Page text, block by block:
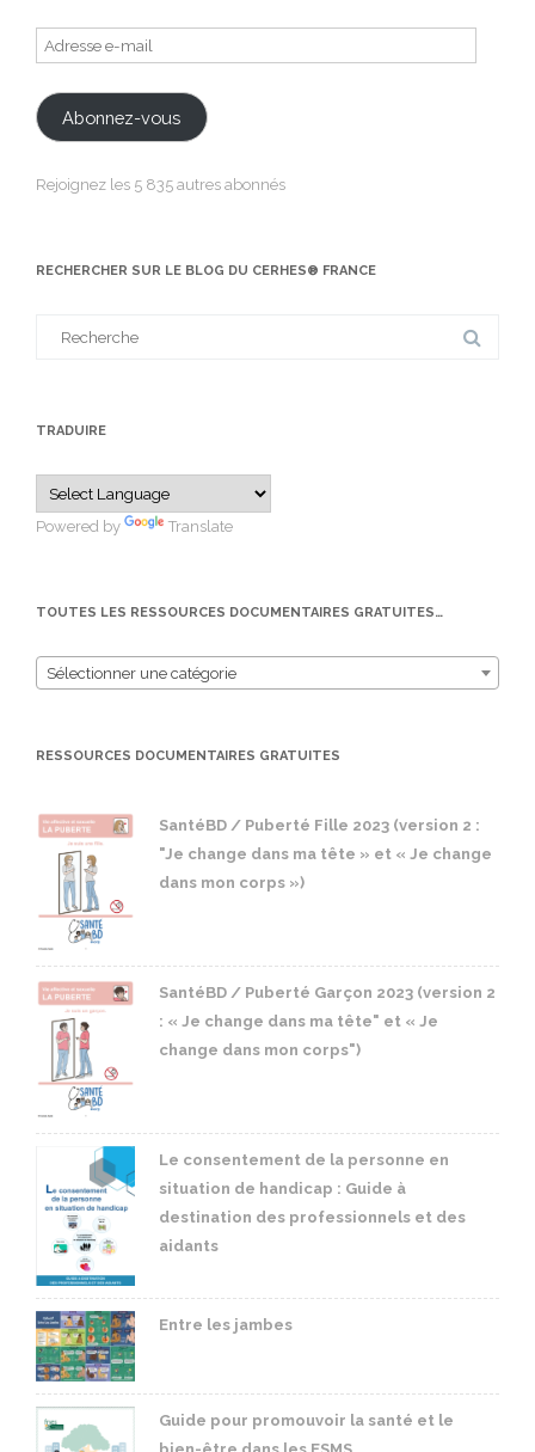
Adresse
e-
mail
Abonnez-vous
Rejoignez les 5 835 autres abonnés
RECHERCHER SUR LE BLOG DU CERHES® FRANCE
TRADUIRE
Powered by Translate
TOUTES LES RESSOURCES DOCUMENTAIRES GRATUITES…
Sélectionner une catégorie
RESSOURCES DOCUMENTAIRES GRATUITES
SantéBD / Puberté Fille 2023 (version 2 :
"Je change dans ma tête » et « Je change
dans mon corps »)
SantéBD / Puberté Garçon 2023 (version 2
: « Je change dans ma tête" et « Je
change dans mon corps")
Le consentement de la personne en
situation de handicap : Guide à
destination des professionnels et des
aidants
Entre les jambes
Guide pour promouvoir la santé et le